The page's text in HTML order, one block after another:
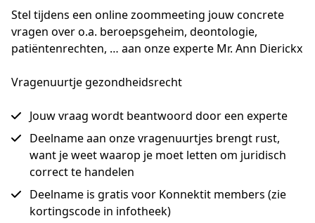
Stel tijdens een online zoommeeting jouw concrete
vragen over o.a. beroepsgeheim, deontologie,
patiëntenrechten, … aan onze experte Mr. Ann Dierickx
Vragenuurtje gezondheidsrecht
Jouw vraag wordt beantwoord door een experte
Deelname aan onze vragenuurtjes brengt rust,
want je weet waarop je moet letten om juridisch
correct te handelen
Deelname is gratis voor Konnektit members (zie
kortingscode in infotheek)